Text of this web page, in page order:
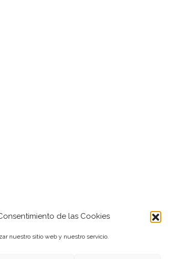
de las Cookies
nuestro sitio web y nuestro servicio.